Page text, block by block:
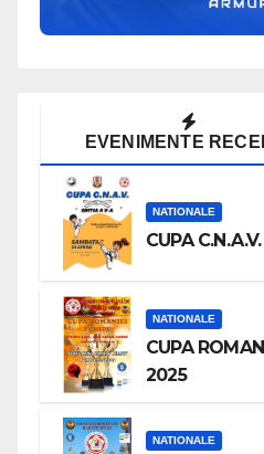
EVENIMENTE
NATIONALE
CUPA
NATIONALE
CUPA
2025
NATIONALE